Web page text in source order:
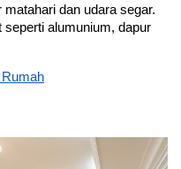
dan udara segar.
seperti alumunium, dapur